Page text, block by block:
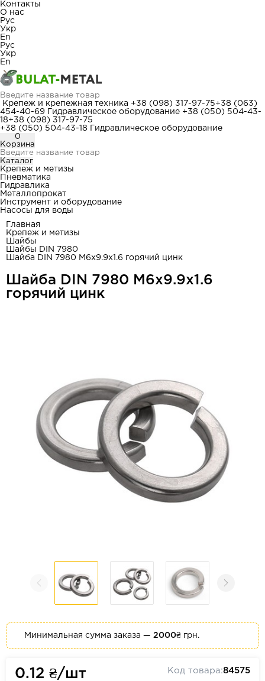
Контакты
О нас
Рус
Укр
En
Рус
Укр
En
Крепеж и крепежная техника +38 (098) 317-97-75+38 (063)
454-40-69
Гидравлическое оборудование +38 (050) 504-43-
18+38 (098) 317-97-75
+38 (050) 504-43-18
Гидравлическое оборудование
0
Корзина
Каталог
Крепеж и метизы
Пневматика
Гидравлика
Металлопрокат
Инструмент и оборудование
Насосы для воды
Главная
Крепеж и метизы
Шайбы
Шайбы DIN 7980
Шайба DIN 7980 М6x9.9x1.6 горячий цинк
Шайба DIN 7980 М6x9.9x1.6
горячий цинк
Минимальная сумма заказа — 2000₴ грн.
0.12 ₴/шт Код товара:84575